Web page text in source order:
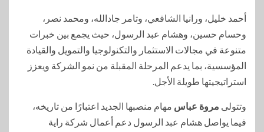
أحمد خليل، ورانيا الشافعي، وتامر جادالله، ومحمد نصر،
وحسام حسين، وهشام عبد الرسول، حيث يجمع بين خبرات
متنوعة في مجالات الاستثمار والتكنولوجيا والتمويل والقيادة
المؤسسية، بما يدعم المرحلة المقبلة من نمو الشركة ويعزز
استراتيجيتها طويلة الأجل.
وتتولى مروة عباس مهام منصبها الجديد اعتبارًا من تاريخه،
فيما يواصل هشام عبد الرسول دعم أعمال شركة راية